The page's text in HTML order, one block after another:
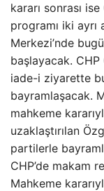
kararı sonrası
programı iki ayrı
Merkezi’nde
başlayacak.
iade-i ziyarette
bayramlaşacak.
mahkeme
uzaklaştırılan
partilerle
CHP’de makam
Mahkeme